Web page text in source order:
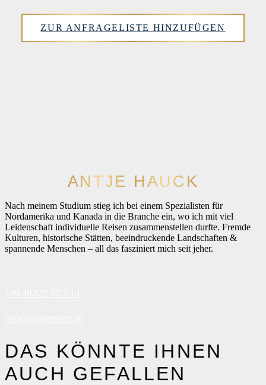
ZUR ANFRAGELISTE HINZUFÜGEN
ANTJE HAUCK
Nach meinem Studium stieg ich bei einem Spezialisten für
Nordamerika und Kanada in die Branche ein, wo ich mit viel
Leidenschaft individuelle Reisen zusammenstellen durfte. Fremde
Kulturen, historische Stätten, beeindruckende Landschaften &
spannende Menschen – all das fasziniert mich seit jeher.
DAS KÖNNTE IHNEN
AUCH GEFALLEN